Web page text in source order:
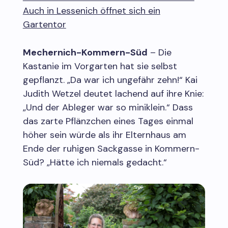
Auch in Lessenich öffnet sich ein
Gartentor
Mechernich-Kommern-Süd – Die
Kastanie im Vorgarten hat sie selbst
gepflanzt. „Da war ich ungefähr zehn!“ Kai
Judith Wetzel deutet lachend auf ihre Knie:
„Und der Ableger war so miniklein.“ Dass
das zarte Pflänzchen eines Tages einmal
höher sein würde als ihr Elternhaus am
Ende der ruhigen Sackgasse in Kommern-
Süd? „Hätte ich niemals gedacht.“